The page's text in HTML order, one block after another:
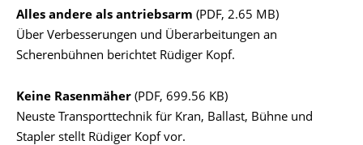
Alles andere als antriebsarm (PDF, 2.65 MB)
Über Verbesserungen und Überarbeitungen an
Scherenbühnen berichtet Rüdiger Kopf.
Keine Rasenmäher (PDF, 699.56 KB)
Neuste Transporttechnik für Kran, Ballast, Bühne und
Stapler stellt Rüdiger Kopf vor.